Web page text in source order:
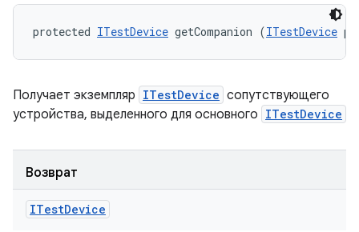
protected ITestDevice getCompanion (ITestDevice
Получает экземпляр ITestDevice сопутствующего
устройства, выделенного для основного ITestDevice
Возврат
ITestDevice